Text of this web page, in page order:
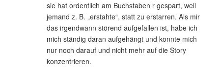
sie hat ordentlich am Buchstaben r gespart, weil
jemand z. B. „erstahte“, statt zu erstarren. Als mir
das irgendwann störend aufgefallen ist, habe ich
mich ständig daran aufgehängt und konnte mich
nur noch darauf und nicht mehr auf die Story
konzentrieren.